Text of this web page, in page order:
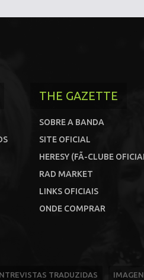
THE GAZETTE
SOBRE A BANDA
SITE OFICIAL
HERESY (FÃ-CLUBE
RAD MARKET
LINKS OFICIAIS
ONDE COMPRAR
TRADUZIDAS